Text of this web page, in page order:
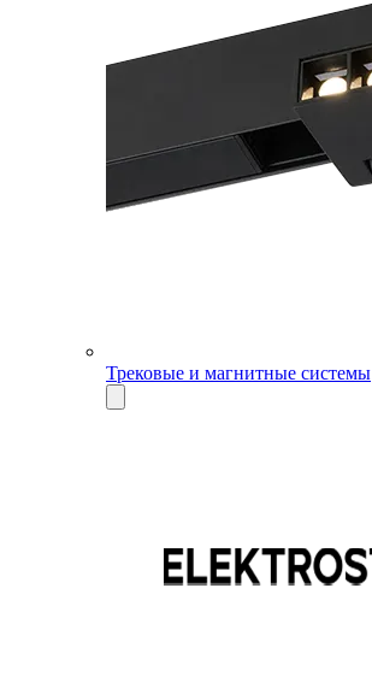
Трековые и магнитные системы